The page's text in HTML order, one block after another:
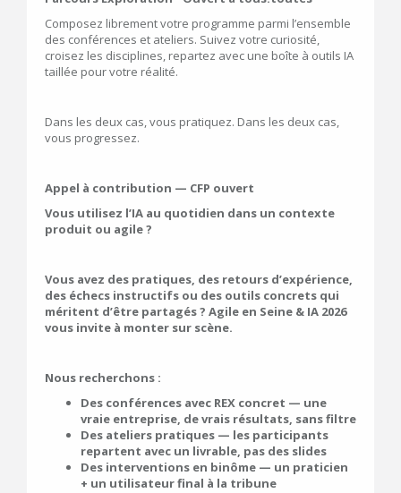
Composez librement votre programme parmi l’ensemble
des conférences et ateliers. Suivez votre curiosité,
croisez les disciplines, repartez avec une boîte à outils IA
taillée pour votre réalité.
Dans les deux cas, vous pratiquez. Dans les deux cas,
vous progressez.
Appel à contribution — CFP ouvert
Vous utilisez l’IA au quotidien dans un contexte
produit ou agile ?
Vous avez des pratiques, des retours d’expérience,
des échecs instructifs ou des outils concrets qui
méritent d’être partagés ? Agile en Seine & IA 2026
vous invite à monter sur scène.
Nous recherchons :
Des conférences avec REX concret — une
vraie entreprise, de vrais résultats, sans filtre
Des ateliers pratiques — les participants
repartent avec un livrable, pas des slides
Des interventions en binôme — un praticien
+ un utilisateur final à la tribune